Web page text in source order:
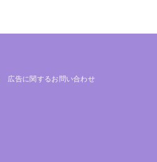
広告に関するお問い合わせ